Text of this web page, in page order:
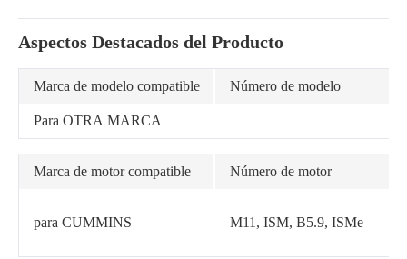
Aspectos Destacados del Producto
Marca de modelo compatible Número de modelo
Para OTRA MARCA
Marca de motor compatible Número de motor
para CUMMINS M11, ISM, B5.9, ISMe